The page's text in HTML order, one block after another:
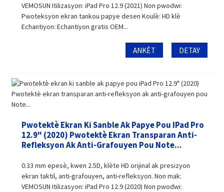
VEMOSUN Itilizasyon: iPad Pro 12.9 (2021) Non pwodwi:
Pwoteksyon ekran tankou papye desen Koulè: HD klè
Echantiyon: Echantiyon gratis OEM...
ANKÈT DETAY
Pwotektè Ekran Ki Sanble Ak Papye Pou IPad Pro
12.9" (2020) Pwotektè Ekran Transparan Anti-
Refleksyon Ak Anti-Grafouyen Pou Note...
0.33 mm epesè, kwen 2.5D, klète HD orijinal ak presizyon
ekran taktil, anti-grafouyen, anti-refleksyon. Non mak:
VEMOSUN Itilizasyon: iPad Pro 12.9 (2020) Non pwodwi: